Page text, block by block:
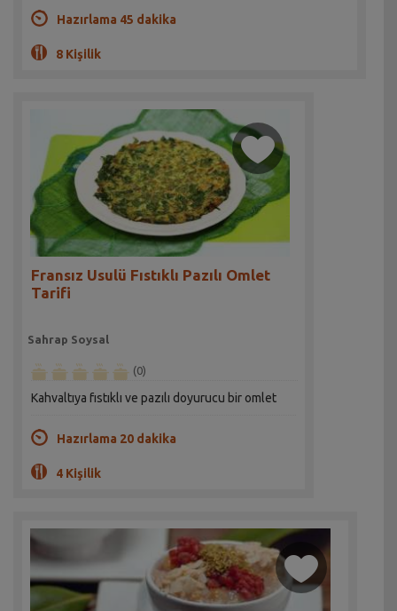
Hazırlama 45 dakika
8 Kişilik
Fransız Usulü Fıstıklı Pazılı Omlet
Tarifi
Sahrap Soysal
(0)
Kahvaltıya fıstıklı ve pazılı doyurucu bir omlet
Hazırlama 20 dakika
4 Kişilik